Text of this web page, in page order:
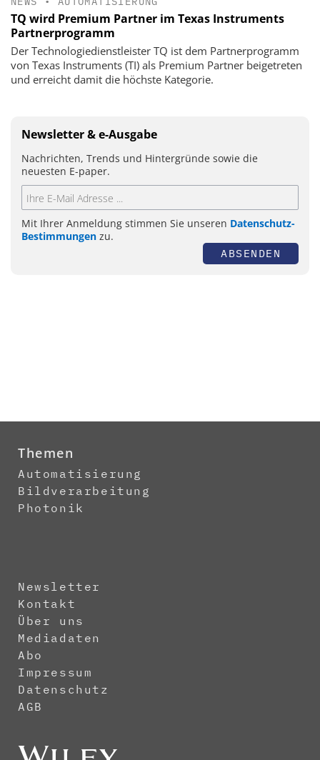
TQ wird Premium Partner im Texas Instruments
Partnerprogramm
Der Technologiedienstleister TQ ist dem Partnerprogramm
von Texas Instruments (TI) als Premium Partner beigetreten
und erreicht damit die höchste Kategorie.
Newsletter & e-Ausgabe
Nachrichten, Trends und Hintergründe sowie die
neuesten E-paper.
Mit Ihrer Anmeldung stimmen Sie unseren Datenschutz-
Bestimmungen zu.
ABSENDEN
Themen
Automatisierung
Bildverarbeitung
Photonik
Newsletter
Kontakt
Über uns
Mediadaten
Abo
Impressum
Datenschutz
AGB